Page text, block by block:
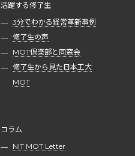
活躍する修了生
3分でわかる経営革新事例
修了生の声
MOT倶楽部と同窓会
修了生から見た日本工大
MOT
コラム
NIT MOT Letter